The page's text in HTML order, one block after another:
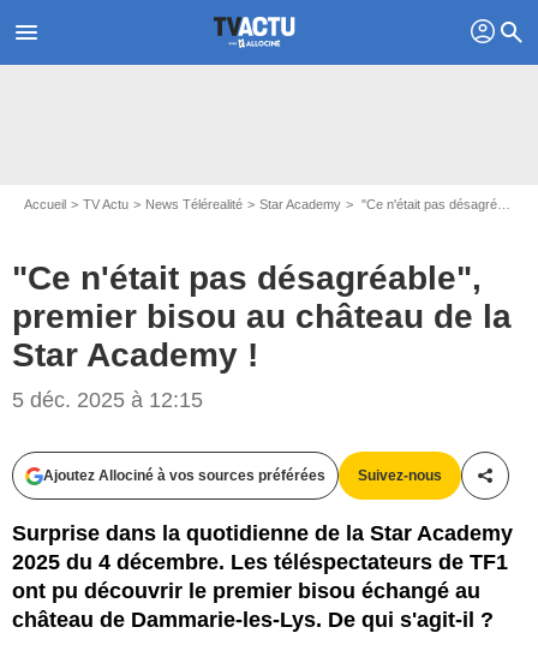
menu profil search
Accueil TV Actu News Télérealité Star Academy "Ce n'était pas désagréable", premier bisou au château de la Star Academy !
"Ce n'était pas désagréable",
premier bisou au château de la
Star Academy !
5 déc. 2025 à 12:15
Ajoutez Allociné à vos sources préférées Suivez-nous
Surprise dans la quotidienne de la Star Academy
2025 du 4 décembre. Les téléspectateurs de TF1
ont pu découvrir le premier bisou échangé au
château de Dammarie-les-Lys. De qui s'agit-il ?